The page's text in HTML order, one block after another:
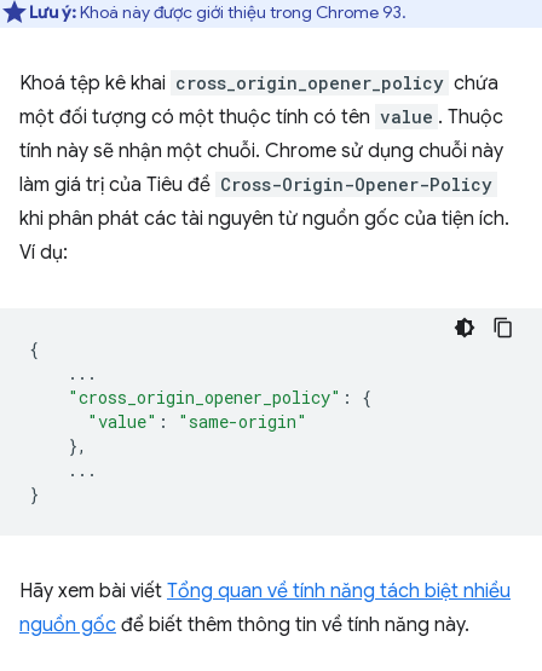
Lưu ý:Khoá này được giới thiệu trong Chrome 93.
Khoá tệp kê khai cross_origin_opener_policy chứa
một đối tượng có một thuộc tính có tên value . Thuộc
tính này sẽ nhận một chuỗi. Chrome sử dụng chuỗi này
làm giá trị của Tiêu đề Cross-Origin-Opener-Policy
khi phân phát các tài nguyên từ nguồn gốc của tiện ích.
Ví dụ:
{
...
"cross_origin_opener_policy" :
{
"value" :
"same-origin"
},
...
}
Hãy xem bài viết Tổng quan về tính năng tách biệt nhiều
nguồn gốc để biết thêm thông tin về tính năng này.